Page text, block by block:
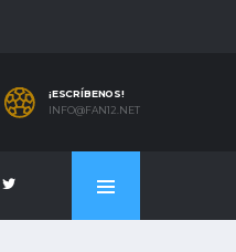
¡ESCRÍBENOS!
INFO@FAN12.NET